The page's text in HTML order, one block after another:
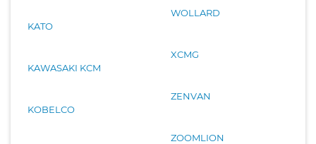
KATO
KAWASAKI KCM
KOBELCO
WOLLARD
XCMG
ZENVAN
ZOOMLION